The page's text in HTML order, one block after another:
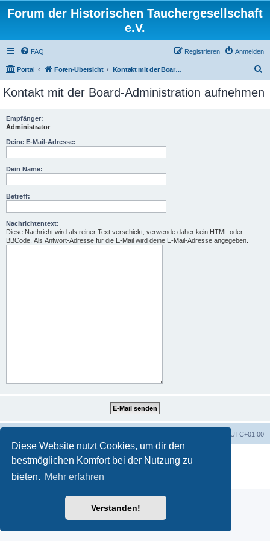
Diese Website nutzt Cookies, um dir den
bestmöglichen Komfort bei der Nutzung zu
bieten. Mehr erfahren
Verstanden!
Forum der Historischen Tauchergesellschaft
e.V.
FAQ Anmelden
Registrieren
Portal Foren-Übersicht Kontakt mit der Board-Administration aufnehmen
c
Kontakt mit der Board-Administration aufnehmen
Empfänger:
Administrator
Deine E-Mail-Adresse:
Dein Name:
Betreff:
Nachrichtentext:
Diese Nachricht wird als reiner Text verschickt, verwende daher kein HTML oder
BBCode. Als Antwort-Adresse für die E-Mail wird deine E-Mail-Adresse angegeben.
UTC+01:00
Powered by phpBB ® Forum Software © phpBB Limited
phpBB.de
Datenschutz